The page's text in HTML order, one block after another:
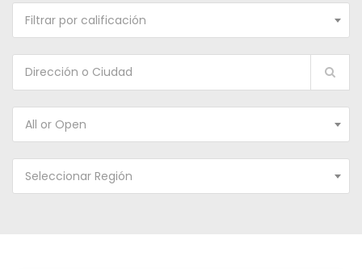
Filtrar por calificación
All or Open
Seleccionar Región